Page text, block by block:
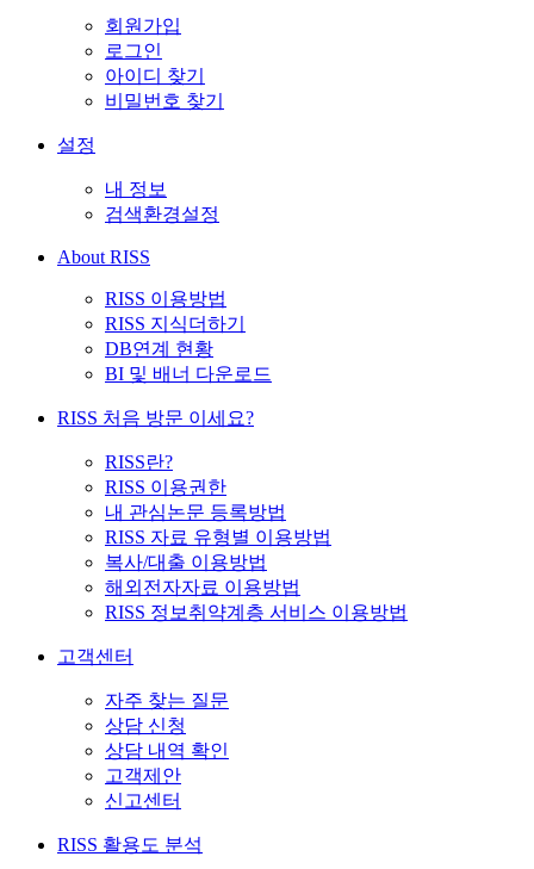
회원가입
로그인
아이디 찾기
비밀번호 찾기
설정
내 정보
검색환경설정
About RISS
RISS 이용방법
RISS 지식더하기
DB연계 현황
BI 및 배너 다운로드
RISS 처음 방문 이세요?
RISS란?
RISS 이용권한
내 관심논문 등록방법
RISS 자료 유형별 이용방법
복사/대출 이용방법
해외전자자료 이용방법
RISS 정보취약계층 서비스 이용방법
고객센터
자주 찾는 질문
상담 신청
상담 내역 확인
고객제안
신고센터
RISS 활용도 분석